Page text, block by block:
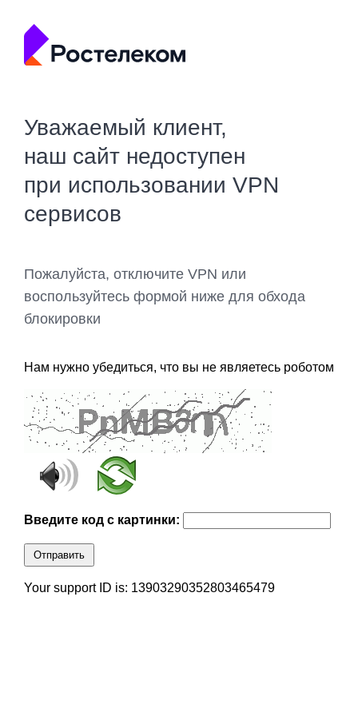
Уважаемый клиент,
наш сайт недоступен
при использовании VPN
сервисов
Пожалуйста, отключите VPN или
воспользуйтесь формой ниже для обхода
блокировки
Нам нужно убедиться, что вы не являетесь роботом
Введите код с картинки:
Отправить
Your support ID is: 13903290352803465479